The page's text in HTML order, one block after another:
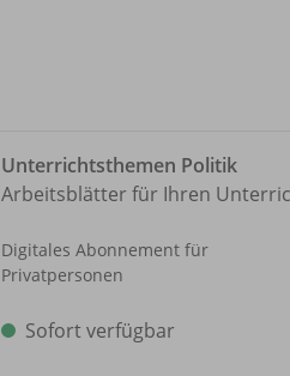
Unterrichtsthemen Politik
Arbeitsblätter für Ihren
Digitales Abonnement für
Privatpersonen
Sofort verfügbar